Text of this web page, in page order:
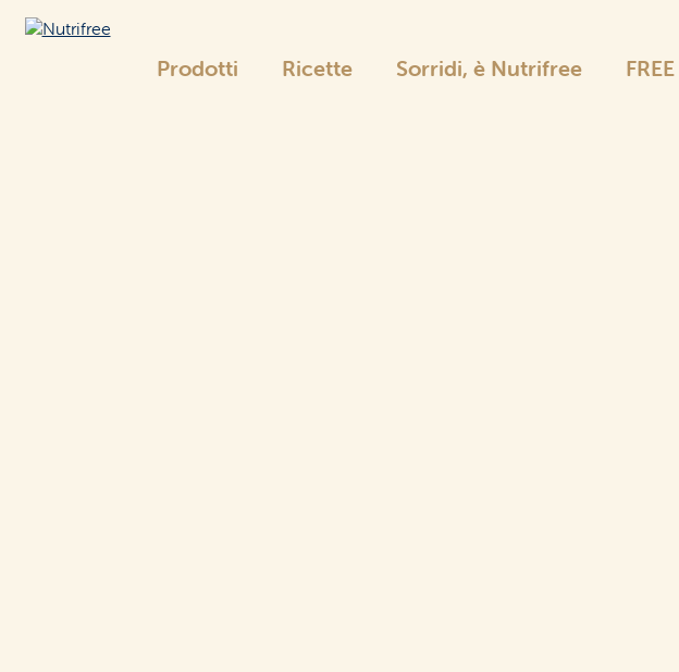
Nutrifree
Prodotti Ricette Sorridi, è Nutrifree FREE